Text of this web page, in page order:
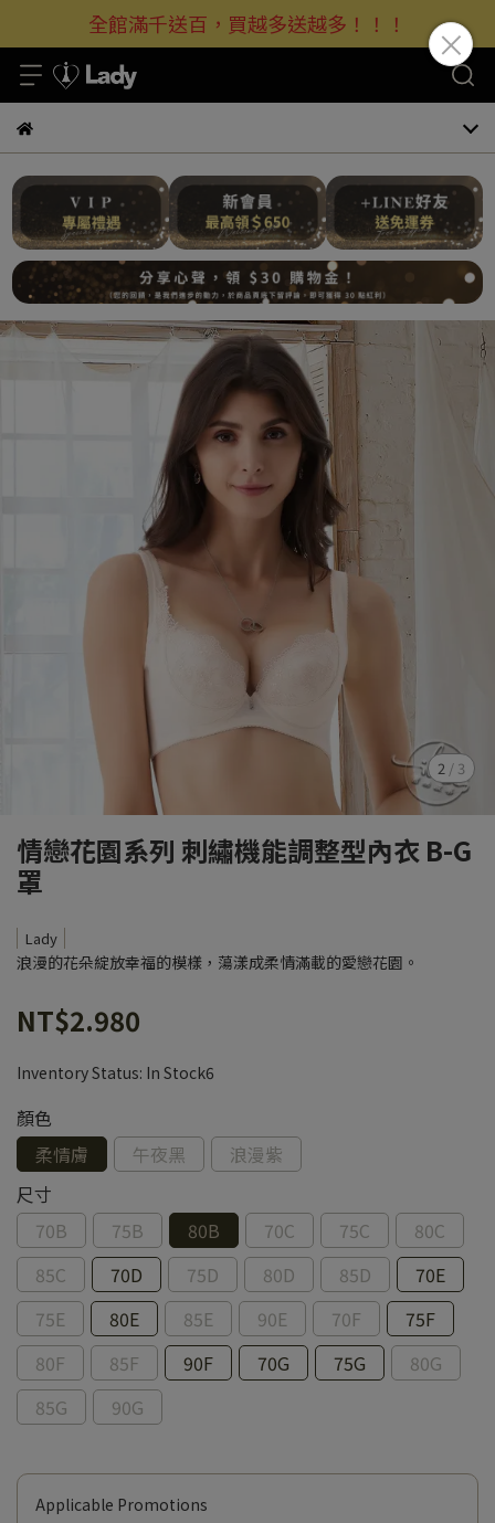
全館滿千送百，買越多送越多！！！
2 / 3
情戀花園系列 刺繡機能調整型內衣 B-G
罩
Lady
浪漫的花朵綻放幸福的模樣，蕩漾成柔情滿載的愛戀花園。
NT$2.980
Inventory Status: In Stock6
顏色
柔情膚
午夜黑
浪漫紫
尺寸
70B
75B 80B 70C 75C
80C
85C
70D 75D 80D 85D
70E
75E
80E 85E 90E 70F
75F
80F
85F 90F 70G 75G
80G
85G
90G
Applicable Promotions